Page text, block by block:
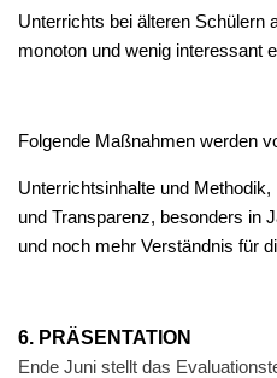
Unterrichts bei älteren Schülern
monoton und wenig interessant
Folgende Maßnahmen werden
Unterrichtsinhalte und
und Transparenz, besonders in
und noch mehr Verständnis für
6. PRÄSENTATION
Ende Juni stellt das